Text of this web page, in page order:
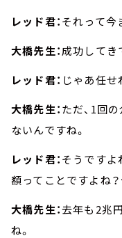
レッド君：それって今
大橋先生：成功してき
レッド君： じゃあ任せ
大橋先生：ただ、1回
ないんですね。
レッド君：そうですよ
額ってことですよね？
大橋先生：去年も2兆
ね。